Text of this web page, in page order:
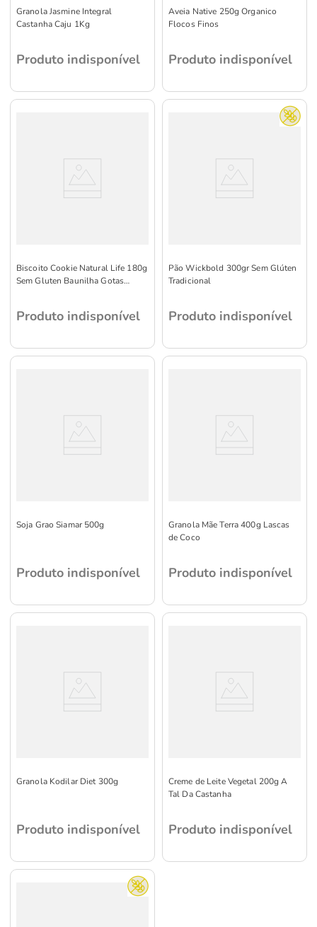
Granola Jasmine Integral
Castanha Caju 1Kg
Produto indisponível
Aveia Native 250g Organico
Flocos Finos
Produto indisponível
Biscoito Cookie Natural Life 180g
Sem Gluten Baunilha Gotas
Produto indisponível
Pão Wickbold 300gr Sem Glúten
Tradicional
Produto indisponível
Soja Grao Siamar 500g
Produto indisponível
Granola Mãe Terra 400g Lascas
de Coco
Produto indisponível
Granola Kodilar Diet 300g
Produto indisponível
Creme de Leite Vegetal 200g A
Tal Da Castanha
Produto indisponível